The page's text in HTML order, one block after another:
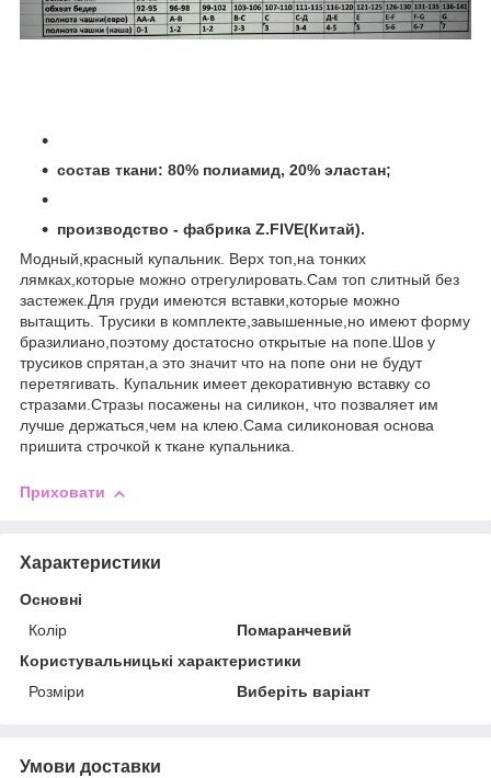
состав ткани: 80% полиамид, 20% эластан;
производство - фабрика Z.FIVE(Китай).
Модный,красный купальник. Верх топ,на тонких
лямках,которые можно отрегулировать.Сам топ слитный без
застежек.Для груди имеются вставки,которые можно
вытащить. Трусики в комплекте,завышенные,но имеют форму
бразилиано,поэтому достатосно открытые на попе.Шов у
трусиков спрятан,а это значит что на попе они не будут
перетягивать. Купальник имеет декоративную вставку со
стразами.Стразы посажены на силикон, что позваляет им
лучше держаться,чем на клею.Сама силиконовая основа
пришита строчкой к ткане купальника.
Приховати
Характеристики
Основні
Колір
Помаранчевий
Користувальницькі характеристики
Розміри
Виберіть варіант
Умови доставки